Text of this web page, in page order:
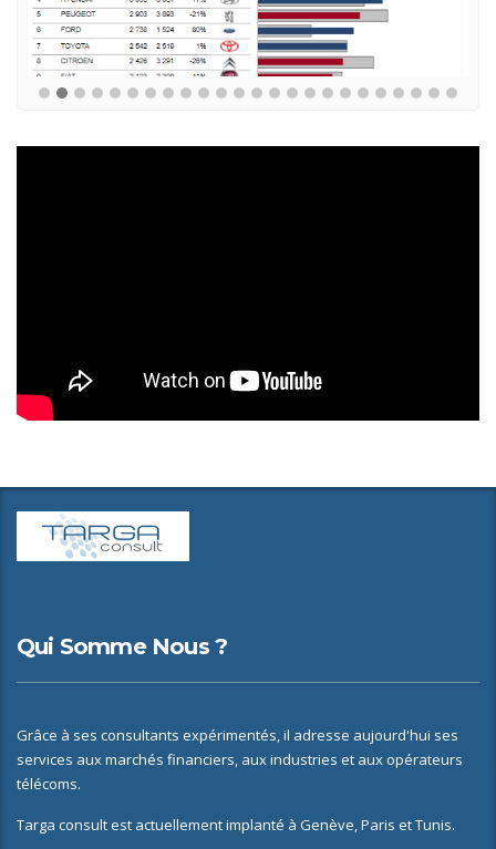
Qui Somme Nous ?
Grâce à ses consultants expérimentés, il adresse aujourd'hui ses
services aux marchés financiers, aux industries et aux opérateurs
télécoms.
Targa consult est actuellement implanté à Genève, Paris et Tunis.